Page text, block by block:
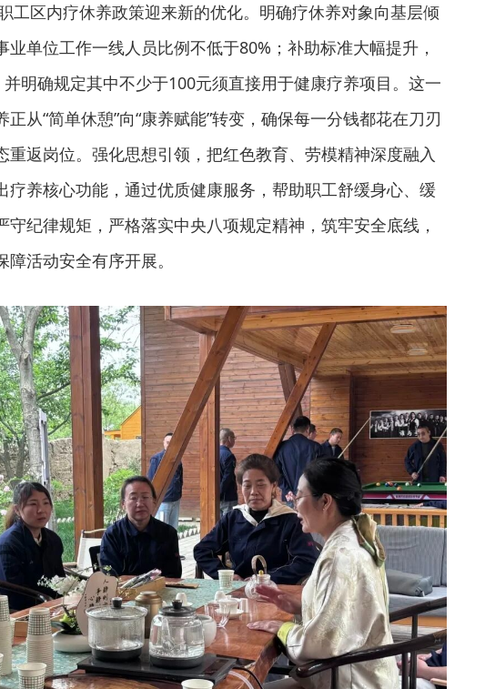
工区内疗休养政策迎来新的优化。明确疗休养对象向基层倾
业单位工作一线人员比例不低于80%；补助标准大幅提升，
明确规定其中不少于100元须直接用于健康疗养项目。这一
从“简单休憩”向“康养赋能”转变，确保每一分钱都花在刀刃
重返岗位。强化思想引领，把红色教育、劳模精神深度融入
疗养核心功能，通过优质健康服务，帮助职工舒缓身心、缓
守纪律规矩，严格落实中央八项规定精神，筑牢安全底线，
活动安全有序开展。